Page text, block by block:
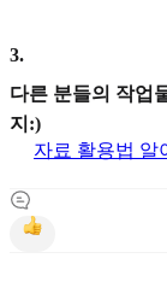
3.
다른 분들의 작업
지:)
자료 활용법 알